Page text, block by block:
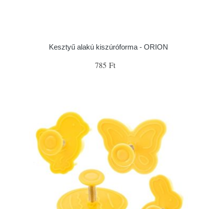
Kesztyű alakú kiszúróforma - ORION
785 Ft